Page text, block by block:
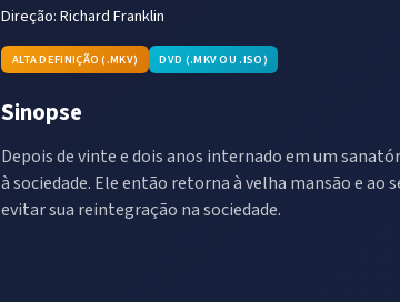
Direção:Richard Franklin
ALTA DEFINIÇÃO (.MKV) DVD (.MKV OU .ISO)
Sinopse
Depois de vinte e dois anos internado em um
à sociedade. Ele então retorna à velha mansão e
evitar sua reintegração na sociedade.